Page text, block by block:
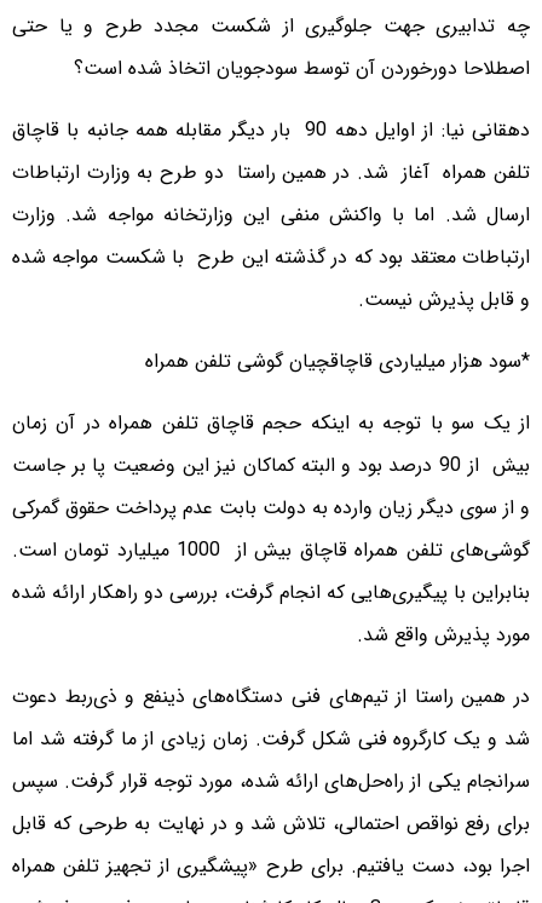
چه تدابیری جهت جلوگیری از شکست مجدد طرح و یا حتی
اصطلاحا دورخوردن آن توسط سودجویان اتخاذ شده است؟
دهقانی نیا: از اوایل دهه 90 بار دیگر مقابله همه جانبه با قاچاق
تلفن همراه آغاز شد. در همین راستا دو طرح به وزارت ارتباطات
ارسال شد. اما با واکنش منفی این وزارتخانه مواجه شد. وزارت
ارتباطات معتقد بود که در گذشته این طرح با شکست مواجه شده
و قابل پذیرش نیست.
*سود هزار میلیاردی قاچاقچیان گوشی تلفن همراه
از یک سو با توجه به اینکه حجم قاچاق تلفن همراه در آن زمان
بیش از 90 درصد بود و البته کماکان نیز این وضعیت پا بر جاست
و از سوی دیگر زیان وارده به دولت بابت عدم پرداخت حقوق گمرکی
گوشی‌های تلفن همراه قاچاق بیش از 1000 میلیارد تومان است.
بنابراین با پیگیری‌هایی که انجام گرفت، بررسی دو راهکار ارائه شده
مورد پذیرش واقع شد.
در همین راستا از تیم‌های فنی دستگاه‌های ذینفع و ذی‌ربط دعوت
شد و یک کارگروه فنی شکل گرفت. زمان زیادی از ما گرفته شد اما
سرانجام یکی از راه‌حل‌های ارائه شده، مورد توجه قرار گرفت. سپس
برای رفع نواقص احتمالی، تلاش شد و در نهایت به طرحی که قابل
اجرا بود، دست یافتیم. برای طرح «پیشگیری از تجهیز تلفن همراه